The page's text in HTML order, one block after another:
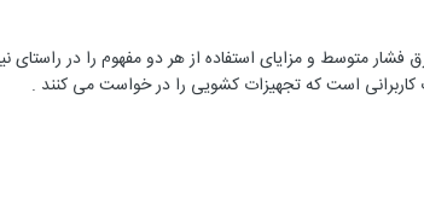
فشار متوسط و مزایای استفاده از هر دو مفهوم را در
کاربرانی است که تجهیزات کشویی را در خواست می کنند .